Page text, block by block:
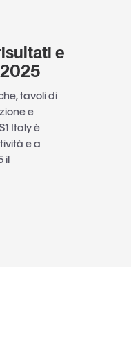
e
tavoli di
e
Italy è
e a
il